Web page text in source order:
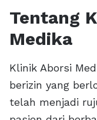
Tentang
Medika
Klinik Aborsi
berizin yang
telah menjadi